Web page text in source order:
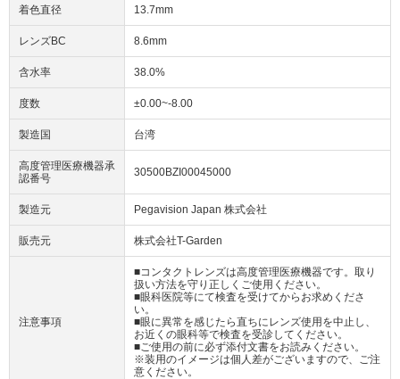
着色直径 13.7mm
レンズBC 8.6mm
含水率 38.0%
度数 ±0.00~-8.00
製造国 台湾
高度管理医療機器承
認番号
30500BZI00045000
製造元 Pegavision Japan 株式会社
販売元 株式会社T-Garden
注意事項
■コンタクトレンズは高度管理医療機器です。取り
扱い方法を守り正しくご使用ください。
■眼科医院等にて検査を受けてからお求めくださ
い。
■眼に異常を感じたら直ちにレンズ使用を中止し、
お近くの眼科等で検査を受診してください。
■ご使用の前に必ず添付文書をお読みください。
※装用のイメージは個人差がございますので、ご注
意ください。